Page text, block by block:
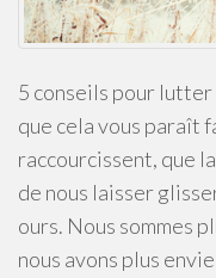
5 conseils pour
que cela vous paraît
raccourcissent, que
de nous laisser
ours. Nous sommes
nous avons plus